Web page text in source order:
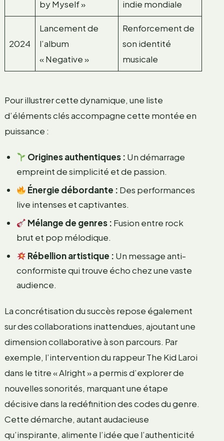
by Myself » indie mondiale
2024
Lancement de
l’album
« Negative »
Renforcement de
son identité
musicale
Pour illustrer cette dynamique, une liste
d’éléments clés accompagne cette montée en
puissance :
Origines authentiques : Un démarrage
empreint de simplicité et de passion.
Énergie débordante : Des performances
live intenses et captivantes.
Mélange de genres : Fusion entre rock
brut et pop mélodique.
Rébellion artistique : Un message anti-
conformiste qui trouve écho chez une vaste
audience.
La concrétisation du succès repose également
sur des collaborations inattendues, ajoutant une
dimension collaborative à son parcours. Par
exemple, l’intervention du rappeur The Kid Laroi
dans le titre « Alright » a permis d’explorer de
nouvelles sonorités, marquant une étape
décisive dans la redéfinition des codes du genre.
Cette démarche, autant audacieuse
qu’inspirante, alimente l’idée que l’authenticité